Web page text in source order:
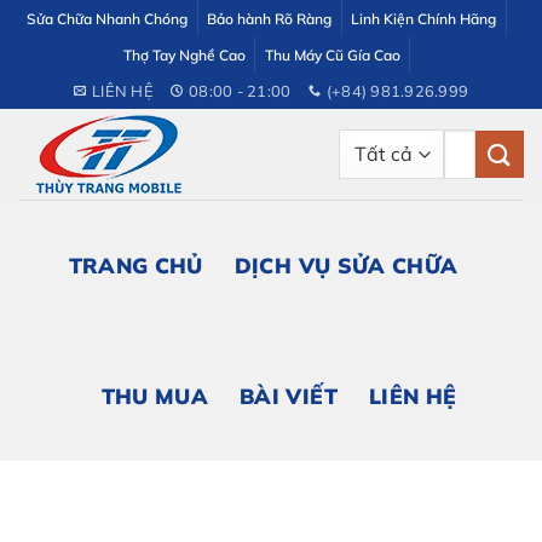
dung
Sửa Chữa Nhanh Chóng Bảo hành Rõ Ràng
Linh Kiện Chính Hãng
Thợ Tay Nghề Cao
Thu Máy Cũ Gía Cao
LIÊN HỆ 08:00 - 21:00 (+84) 981.926.999
TRANG CHỦ DỊCH VỤ SỬA CHỮA
THU MUA BÀI VIẾT LIÊN HỆ